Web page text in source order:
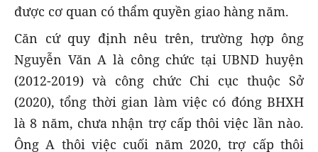
được cơ quan có thẩm quyền giao hàng năm.
Căn cứ quy định nêu trên, trường hợp ông
Nguyễn Văn A là công chức tại UBND huyện
(2012-2019) và công chức Chi cục thuộc Sở
(2020), tổng thời gian làm việc có đóng BHXH
là 8 năm, chưa nhận trợ cấp thôi việc lần nào.
Ông A thôi việc cuối năm 2020, trợ cấp thôi